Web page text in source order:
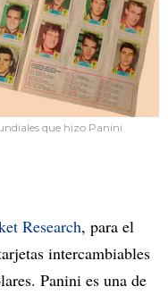
que hizo Panini
Research, para el
intercambiables
Panini es una de